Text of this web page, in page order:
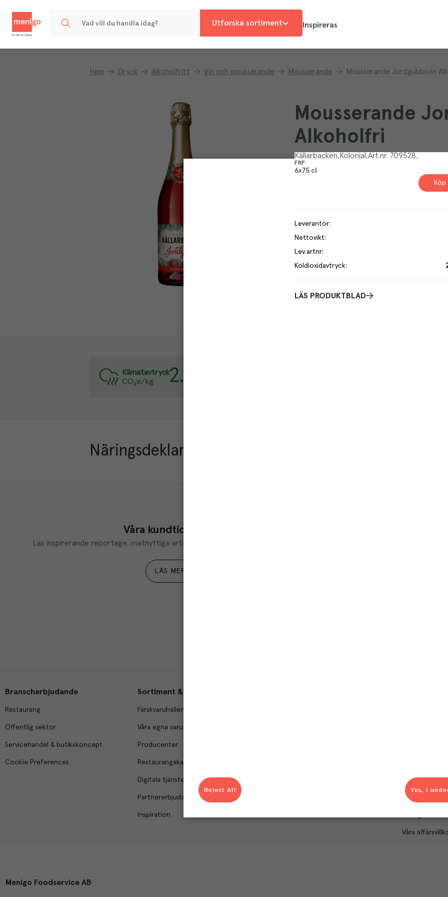
Utforska sortiment Inspireras
Hem Dryck Alkoholfritt Vin och mousserande Mousserande Mousserande Jordgubbsvin
Mousserande
Alkoholfri
Källarbacken Kolonial Art.nr. 709528
FRP
6x75 cl
Köp
Leverantör:
Nettovikt:
Lev.artnr:
Koldioxidavtryck:
LÄS PRODUKTBLAD
Klimatavtryck
CO₂e/kg
2.9
Varje kilo av varan påverkar klimatet motsvarande utsläppen av 2.9
Näringsdeklaration
Våra kundtidningar
Läs inspirerande reportage, matnyttiga artiklar och ta del av aktuella kampanjer.
LÄS MER
Du som är Menigo-
Branscherbjudande
Restaurang
Offentlig sektor
Servicehandel & butikskoncept
Cookie Preferences
Sortiment & tjänster
Färskvaruhallen
Våra egna varumärken
Producenter
Restaurangakademien
Digitala tjänster
Partnererbjudanden
Inspiration
För dig som
Produktlarm
Våra
Menigo Foodservice AB
Yes, I
Reject All